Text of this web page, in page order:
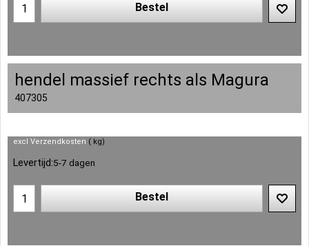
Bestel
hendel massief rechts als Magura
407305
excl Verzendkosten kg
Levertijd:5-7 dagen
Bestel